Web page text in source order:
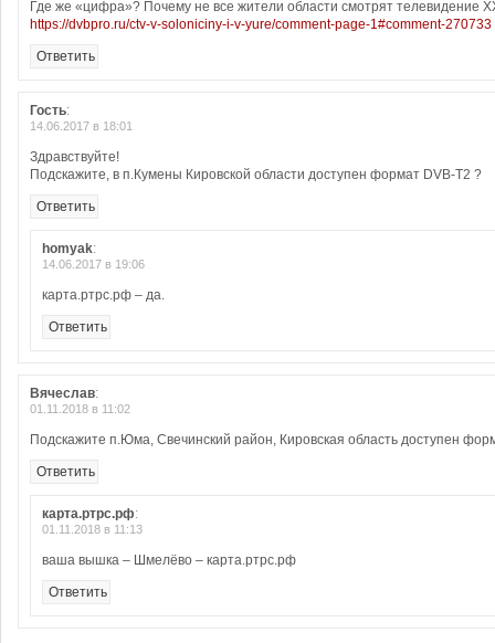
Где же «цифра»? Почему не все жители области смотрят телевидение
https://dvbpro.ru/ctv-v-soloniciny-i-v-yure/comment-page-1#comment-270733
Ответить
Гость:
14.06.2017 в 18:01
Здравствуйте!
Подскажите, в п.Кумены Кировской области доступен формат DVB-T2 ?
Ответить
homyak:
14.06.2017 в 19:06
карта.ртрс.рф – да.
Ответить
Вячеслав:
01.11.2018 в 11:02
Подскажите п.Юма, Свечинский район, Кировская область доступен
Ответить
карта.ртрс.рф:
01.11.2018 в 11:13
ваша вышка – Шмелёво – карта.ртрс.рф
Ответить